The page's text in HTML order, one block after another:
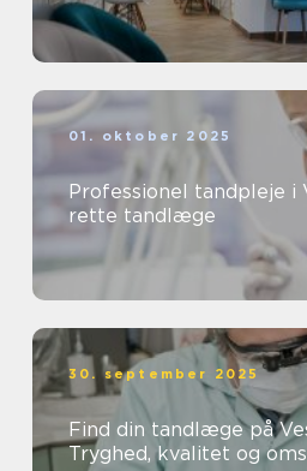
01. oktober 2025
Professionel tandpleje i
rette tandlæge
30. september 2025
Find din tandlæge på
Tryghed, kvalitet og